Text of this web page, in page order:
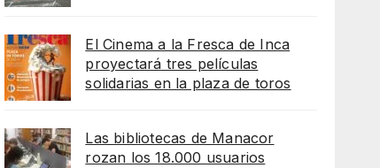
El Cinema a la Fresca de Inca
proyectará tres películas
solidarias en la plaza de toros
Las bibliotecas de Manacor
rozan los 18.000 usuarios